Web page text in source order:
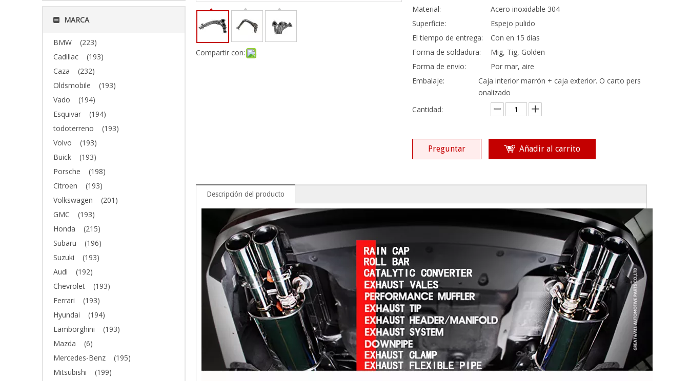
MARCA
BMW
(223)
Cadillac
(193)
Caza
(232)
Oldsmobile
(193)
Vado
(194)
Esquivar
(194)
todoterreno
(193)
Volvo
(193)
Buick
(193)
Porsche
(198)
Citroen
(193)
Volkswagen
(201)
GMC
(193)
Honda
(215)
Subaru
(196)
Suzuki
(193)
Audi
(192)
Chevrolet
(193)
Ferrari
(193)
Hyundai
(194)
Lamborghini
(193)
Mazda
(6)
Mercedes-Benz
(195)
Mitsubishi
(199)
Compartir con:
Material:
Acero inoxidable 304
Superficie:
Espejo pulido
El tiempo de entrega:
Con en 15 días
Forma de soldadura:
Mig, Tig, Golden
Forma de envio:
Por mar, aire
Embalaje:
Caja interior marrón + caja exterior. O carto pers
onalizado
Cantidad:
Preguntar Añadir al carrito
Descripción del producto